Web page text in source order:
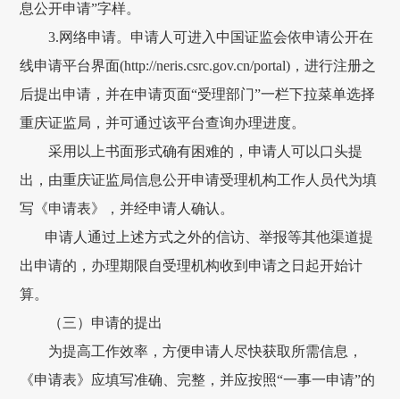
息公开申请”字样。
3.网络申请。申请人可进入中国证监会依申请公开在
线申请平台界面(http://neris.csrc.gov.cn/portal)，进行注册之
后提出申请，并在申请页面“受理部门”一栏下拉菜单选择
重庆证监局，并可通过该平台查询办理进度。
采用以上书面形式确有困难的，申请人可以口头提
出，由重庆证监局信息公开申请受理机构工作人员代为填
写《申请表》，并经申请人确认。
申请人通过上述方式之外的信访、举报等其他渠道提
出申请的，办理期限自受理机构收到申请之日起开始计
算。
（三）申请的提出
为提高工作效率，方便申请人尽快获取所需信息，
《申请表》应填写准确、完整，并应按照“一事一申请”的